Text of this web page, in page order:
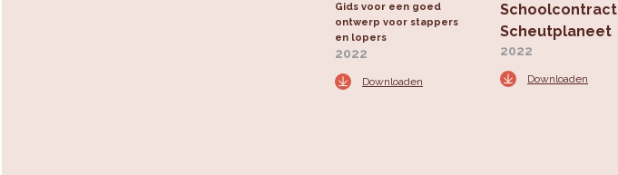
Gids voor een goed
ontwerp voor stappers
en lopers
2022
Downloaden
Schoolcontract
Scheutplaneet
2022
Downloaden